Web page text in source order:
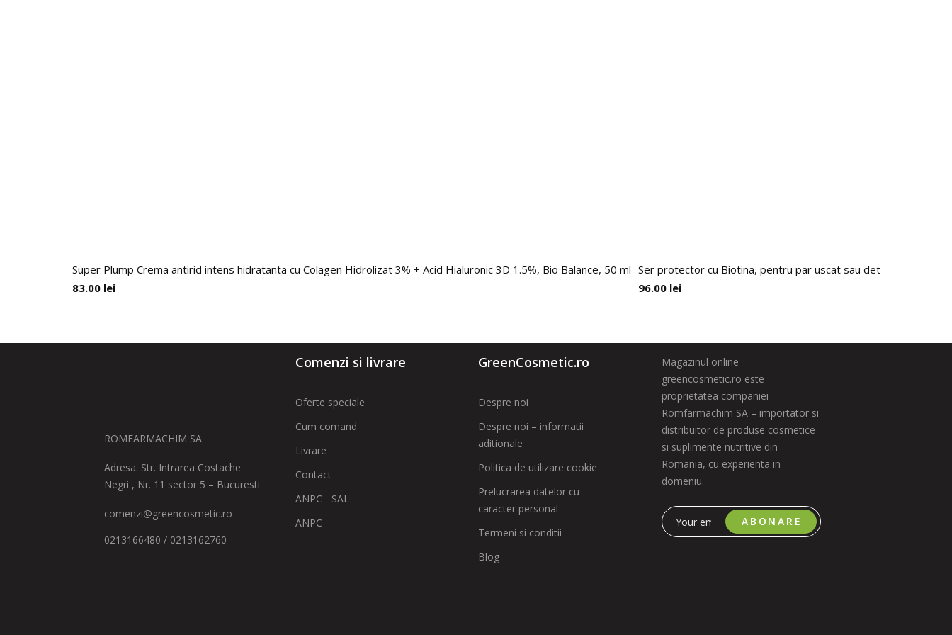
Super Plump Crema antirid intens hidratanta cu Colagen Hidrolizat 3% + Acid Hialuronic 3D 1.5%, Bio Balance, 50 ml
83.00 lei
Ser protector cu Biotina, pentru par uscat sau deteriorat,
96.00 lei
ROMFARMACHIM SA
Adresa: Str. Intrarea Costache
Negri , Nr. 11 sector 5 – Bucuresti
comenzi@greencosmetic.ro
0213166480 / 0213162760
Comenzi si livrare
Oferte speciale
Cum comand
Livrare
Contact
ANPC - SAL
ANPC
GreenCosmetic.ro
Despre noi
Despre noi – informatii
aditionale
Politica de utilizare cookie
Prelucrarea datelor cu
caracter personal
Termeni si conditii
Blog
Magazinul online
greencosmetic.ro este
proprietatea companiei
Romfarmachim SA – importator si
distribuitor de produse cosmetice
si suplimente nutritive din
Romania, cu experienta in
domeniu.
ABONARE